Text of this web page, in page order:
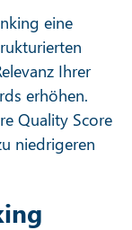
eine
Ihrer
erhöhen.
Quality Score
niedrigeren